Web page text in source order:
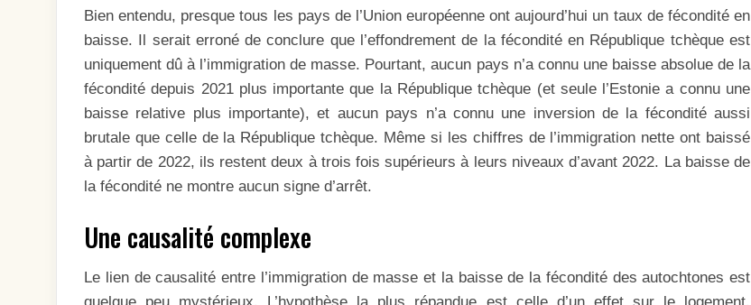
Bien entendu, presque tous les pays de l’Union européenne ont aujourd’hui un taux de fécondité en
baisse. Il serait erroné de conclure que l’effondrement de la fécondité en République tchèque est
uniquement dû à l’immigration de masse. Pourtant, aucun pays n’a connu une baisse absolue de la
fécondité depuis 2021 plus importante que la République tchèque (et seule l’Estonie a connu une
baisse relative plus importante), et aucun pays n’a connu une inversion de la fécondité aussi
brutale que celle de la République tchèque. Même si les chiffres de l’immigration nette ont baissé
à partir de 2022, ils restent deux à trois fois supérieurs à leurs niveaux d’avant 2022. La baisse de
la fécondité ne montre aucun signe d’arrêt.
Une causalité complexe
Le lien de causalité entre l’immigration de masse et la baisse de la fécondité des autochtones est